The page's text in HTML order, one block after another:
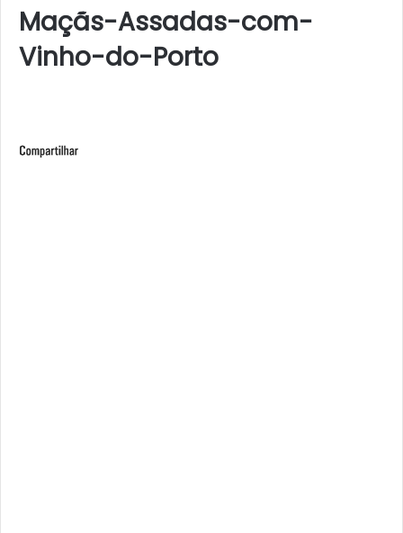
Maçãs-Assadas-com-
Vinho-do-Porto